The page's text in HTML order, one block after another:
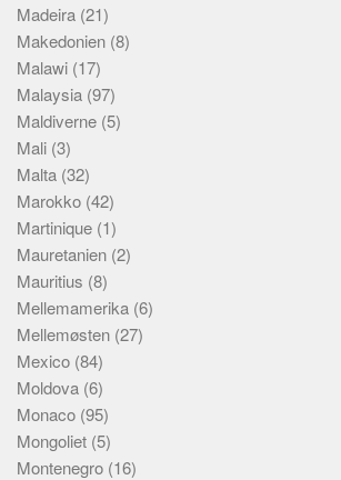
Madeira (21)
Makedonien (8)
Malawi (17)
Malaysia (97)
Maldiverne (5)
Mali (3)
Malta (32)
Marokko (42)
Martinique (1)
Mauretanien (2)
Mauritius (8)
Mellemamerika (6)
Mellemøsten (27)
Mexico (84)
Moldova (6)
Monaco (95)
Mongoliet (5)
Montenegro (16)